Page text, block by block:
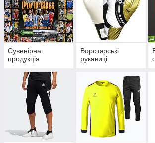
Сувенірна
продукція
Воротарські
рукавиці